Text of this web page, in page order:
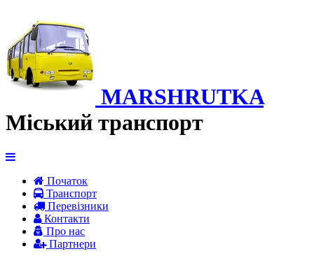
MARSHRUTKA
Міський транспорт
Початок
Транспорт
Перевiзники
Контакти
Про нас
Партнери